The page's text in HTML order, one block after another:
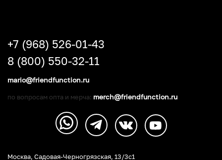
Москва, Садовая-Черногрязская, 13/3c1
+7 (968) 526-01-43
8 (800) 550-32-11
mario@friendfunction.ru
по вопросам опта и мерча: merch@friendfunction.ru